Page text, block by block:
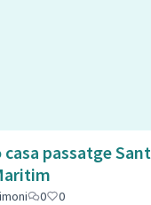
passatge Sant
0 0